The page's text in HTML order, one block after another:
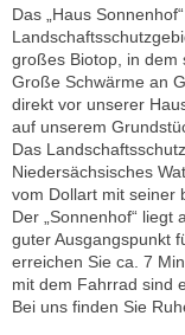
Das „Haus
großes Biotop, in dem
Große Schwärme an
direkt vor unserer
auf unserem
Das
Niedersächsisches
vom Dollart mit seiner
Der „Sonnenhof“ liegt
guter Ausgangspunkt
erreichen Sie ca. 7
mit dem Fahrrad sind
Bei uns finden Sie